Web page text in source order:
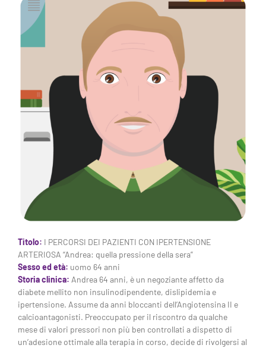
Titolo: I PERCORSI DEI PAZIENTI CON IPERTENSIONE
ARTERIOSA “Andrea: quella pressione della sera”
Sesso ed età: uomo 64 anni
Storia clinica: Andrea 64 anni, è un negoziante affetto da
diabete mellito non insulinodipendente, dislipidemia e
ipertensione. Assume da anni bloccanti dell’Angiotensina II e
calcioantagonisti. Preoccupato per il riscontro da qualche
mese di valori pressori non più ben controllati a dispetto di
un’adesione ottimale alla terapia in corso, decide di rivolgersi al